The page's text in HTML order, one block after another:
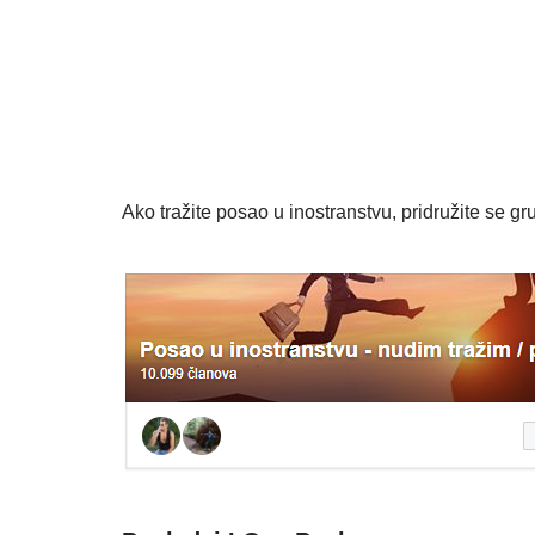
Ako tražite posao u inostranstvu, pridružite se